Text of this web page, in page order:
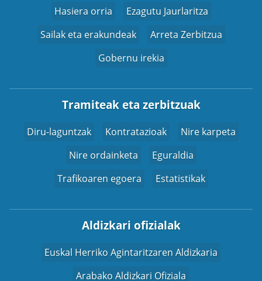
Hasiera orria
Ezagutu Jaurlaritza
Sailak eta erakundeak
Arreta Zerbitzua
Gobernu irekia
Tramiteak eta zerbitzuak
Diru-laguntzak Kontratazioak
Nire karpeta
Nire ordainketa
Eguraldia
Trafikoaren egoera
Estatistikak
Aldizkari ofizialak
Euskal Herriko Agintaritzaren Aldizkaria
Arabako Aldizkari Ofiziala